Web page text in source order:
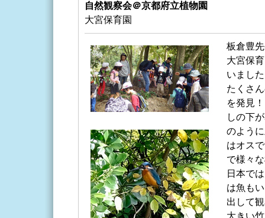
自然観察会＠京都府立植物園
大宮保育園
板倉豊
大宮保
いまし
たくさ
を発見
しの下
のよう
はオス
で様々
日本で
は魚も
出して
大きい